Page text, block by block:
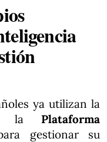
ya utilizan la
y la Plataforma
gestionar su